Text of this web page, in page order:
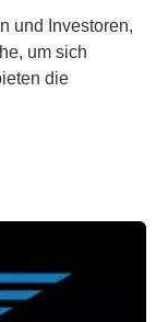
und Investoren,
um sich
die